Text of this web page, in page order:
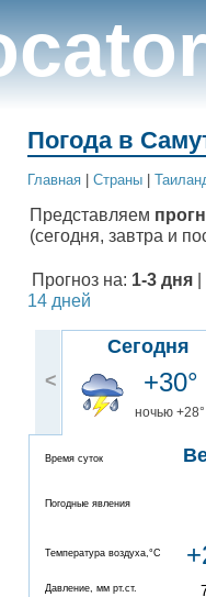
Погода в
Главная Cтраны
Представляем
(сегодня, завтра и
Прогноз на: 1-3 дня
14 дней
<
Сегодня
+30°
ночью +28°
Время суток
Погодные явления
Температура воздуха,°C
Давление, мм рт.ст.